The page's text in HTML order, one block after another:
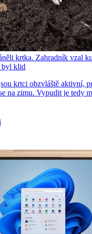
krtka. Zahradník vzal
byl klid
krtci obzvláště aktivní,
na zimu. Vypudit je tedy